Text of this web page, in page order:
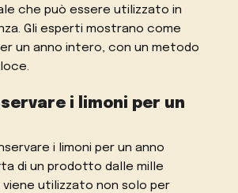
che può essere utilizzato in
Gli esperti mostrano come
un anno intero, con un metodo
i limoni per un
i limoni per un anno
di un prodotto dalle mille
utilizzato non solo per